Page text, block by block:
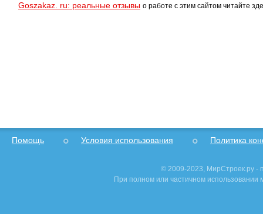
Goszakaz. ru: реальные отзывы о работе с этим сайтом читайте
Помощь Условия использования Политика
© 2009-2023, МирСтроек.ру -
При полном или частичном использовании